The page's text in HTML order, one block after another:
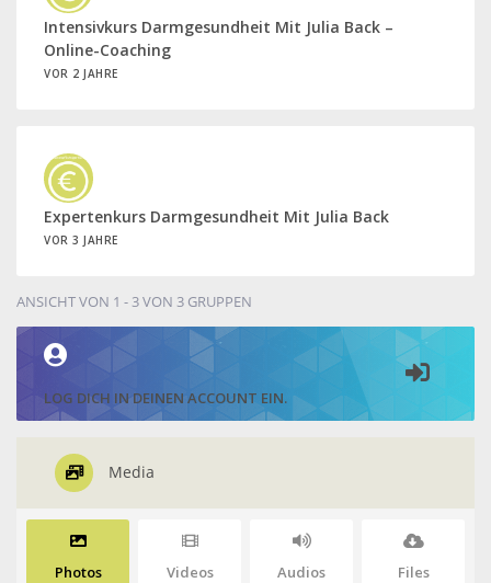
Intensivkurs Darmgesundheit Mit Julia Back –
Online-Coaching
VOR 2 JAHRE
Expertenkurs Darmgesundheit Mit Julia Back
VOR 3 JAHRE
ANSICHT VON 1 - 3 VON 3 GRUPPEN
LOG DICH IN DEINEN ACCOUNT EIN.
Media
Photos Videos Audios Files